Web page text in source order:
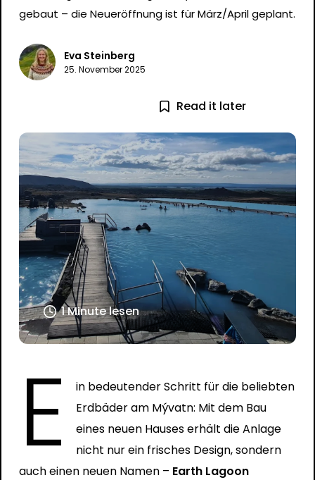
gebaut – die Neueröffnung ist für März/April geplant.
Eva Steinberg
25. November 2025
Read it later
1 Minute lesen
E
in bedeutender Schritt für die beliebten
Erdbäder am Mývatn: Mit dem Bau
eines neuen Hauses erhält die Anlage
nicht nur ein frisches Design, sondern
auch einen neuen Namen – Earth Lagoon